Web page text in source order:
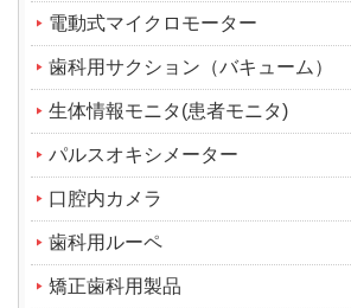
電動式マイクロモーター
歯科用サクション（バキューム）
生体情報モニタ(患者モニタ)
パルスオキシメーター
口腔内カメラ
歯科用ルーペ
矯正歯科用製品